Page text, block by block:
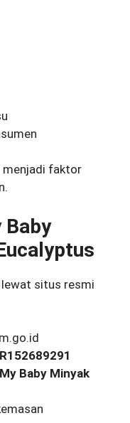
menjadi faktor
Baby
situs resmi
My Baby Minyak